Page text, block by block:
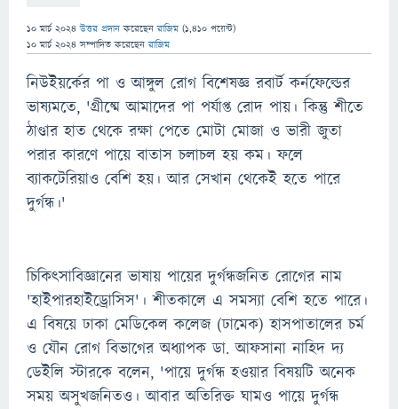
10 মার্চ 2024 উত্তর প্রদান করেছেনরাজিম (1,410 পয়েন্ট)
10 মার্চ 2024 সম্পাদিত করেছেনরাজিম
নিউইয়র্কের পা ও আঙ্গুল রোগ বিশেষজ্ঞ রবার্ট কর্নফেল্ডের
ভাষ্যমতে, 'গ্রীষ্মে আমাদের পা পর্যাপ্ত রোদ পায়। কিন্তু শীতে
ঠাণ্ডার হাত থেকে রক্ষা পেতে মোটা মোজা ও ভারী জুতা
পরার কারণে পায়ে বাতাস চলাচল হয় কম। ফলে
ব্যাকটেরিয়াও বেশি হয়। আর সেখান থেকেই হতে পারে
দুর্গন্ধ।'
চিকিৎসাবিজ্ঞানের ভাষায় পায়ের দুর্গন্ধজনিত রোগের নাম
'হাইপারহাইড্রোসিস'। শীতকালে এ সমস্যা বেশি হতে পারে।
এ বিষয়ে ঢাকা মেডিকেল কলেজ (ঢামেক) হাসপাতালের চর্ম
ও যৌন রোগ বিভাগের অধ্যাপক ডা. আফসানা নাহিদ দ্য
ডেইলি স্টারকে বলেন, 'পায়ে দুর্গন্ধ হওয়ার বিষয়টি অনেক
সময় অসুখজনিতও। আবার অতিরিক্ত ঘামও পায়ে দুর্গন্ধ